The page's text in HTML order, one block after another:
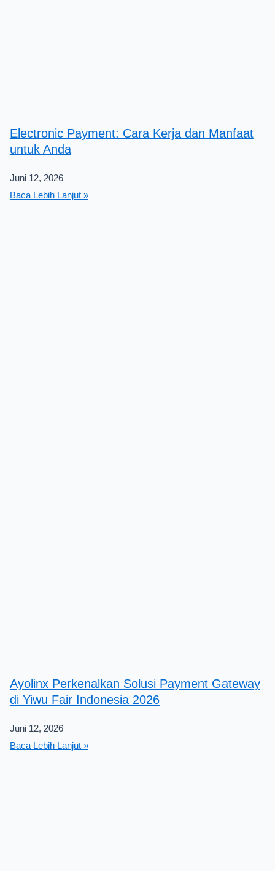
Electronic Payment: Cara Kerja dan Manfaat
untuk Anda
Juni 12, 2026
Baca Lebih Lanjut »
Ayolinx Perkenalkan Solusi Payment Gateway
di Yiwu Fair Indonesia 2026
Juni 12, 2026
Baca Lebih Lanjut »